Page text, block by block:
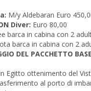
M/y Aldebaran Euro
Diver: Euro 80,00
barca in cabina con 2
barca in cabina con 2
DEL PACCHETTO BASE
Egitto ottenimento del
al porto di